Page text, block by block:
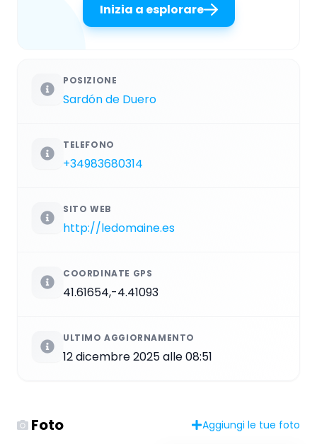
Inizia a esplorare
POSIZIONE
Sardón de Duero
TELEFONO
+34983680314
SITO WEB
http://ledomaine.es
COORDINATE GPS
41.61654,-4.41093
ULTIMO AGGIORNAMENTO
12 dicembre 2025 alle 08:51
Foto Aggiungi le tue foto